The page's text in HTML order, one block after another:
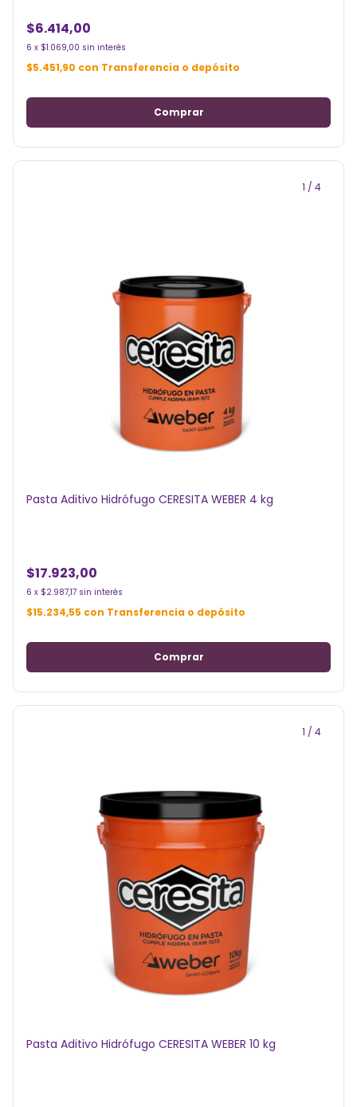
$6.414,00
6 x $1.069,00 sin interés
$5.451,90 con Transferencia o depósito
1 / 4
Pasta Aditivo Hidrófugo CERESITA WEBER 4 kg
$17.923,00
6 x $2.987,17 sin interés
$15.234,55 con Transferencia o depósito
1 / 4
Pasta Aditivo Hidrófugo CERESITA WEBER 10 kg